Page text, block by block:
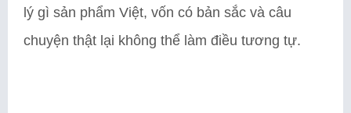
lý gì sản phẩm Việt, vốn có bản sắc và câu
chuyện thật lại không thể làm điều tương tự.